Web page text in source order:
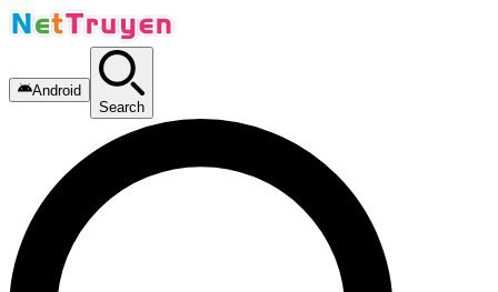
Android
Search